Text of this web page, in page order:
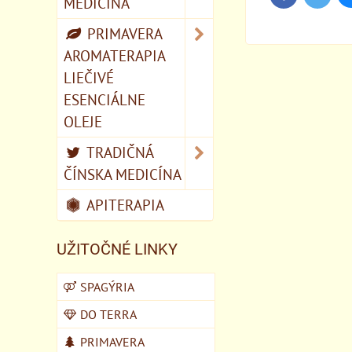
PRIMAVERA
AROMATERAPIA
LIEČIVÉ
ESENCIÁLNE
OLEJE
TRADIČNÁ
ČÍNSKA MEDICÍNA
APITERAPIA
UŽITOČNÉ LINKY
SPAGÝRIA
DO TERRA
PRIMAVERA